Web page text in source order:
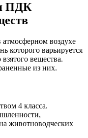
ПДК
воздухе
которого варьируется
вещества.
из них.
4 класса.
животноводческих